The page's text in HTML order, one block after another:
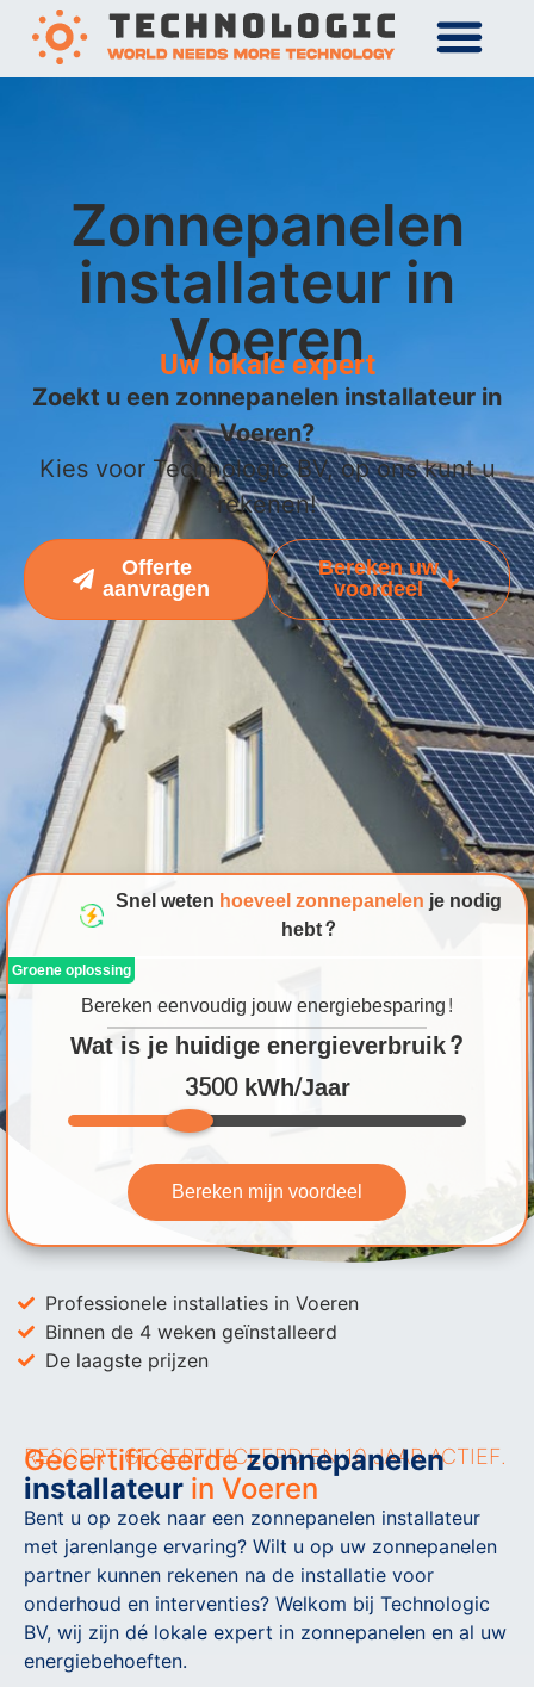
Zonnepanelen
installateur in
Voeren
Uw lokale expert
Zoekt u een zonnepanelen installateur in
Voeren?
Kies voor Technologic BV, op ons kunt u
rekenen!
Offerte
aanvragen
Bereken uw
voordeel
Snel weten hoeveel zonnepanelenje nodig
hebt?
Groene oplossing
Bereken eenvoudig jouw energiebesparing!
Wat is je huidige energieverbruik?
3500 kWh/Jaar
Bereken mijn voordeel
Professionele installaties in Voeren
Binnen de 4 weken geïnstalleerd
De laagste prijzen
RESCERT GECERTIFICEERD EN 10 JAAR ACTIEF.
Gecertificeerde zonnepanelen
installateur in Voeren
Bent u op zoek naar een zonnepanelen installateur
met jarenlange ervaring? Wilt u op uw zonnepanelen
partner kunnen rekenen na de installatie voor
onderhoud en interventies? Welkom bij Technologic
BV, wij zijn dé lokale expert in zonnepanelen en al uw
energiebehoeften.